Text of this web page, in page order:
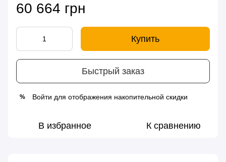
60 664 грн
Купить
Быстрый заказ
% Войти для отображения накопительной скидки
В избранное К сравнению